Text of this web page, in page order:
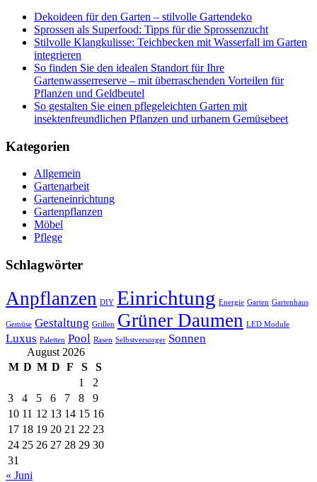
Dekoideen für den Garten – stilvolle Gartendeko
Sprossen als Superfood: Tipps für die Sprossenzucht
Stilvolle Klangkulisse: Teichbecken mit Wasserfall im Garten
integrieren
So finden Sie den idealen Standort für Ihre
Gartenwasserreserve – mit überraschenden Vorteilen für
Pflanzen und Geldbeutel
So gestalten Sie einen pflegeleichten Garten mit
insektenfreundlichen Pflanzen und urbanem Gemüsebeet
Kategorien
Allgemein
Gartenarbeit
Garteneinrichtung
Gartenpflanzen
Möbel
Pflege
Schlagwörter
Anpflanzen DIY Einrichtung Energie Garten Gartenhaus
Gemüse Gestaltung Grillen Grüner Daumen LED Module
Luxus Paletten Pool Rasen Selbstversorger Sonnen
August 2026
M D M D F S
S
1
2
3
4 5 6 7 8
9
10 11 12 13 14 15 16
17 18 19 20 21 22 23
24 25 26 27 28 29 30
31
« Juni